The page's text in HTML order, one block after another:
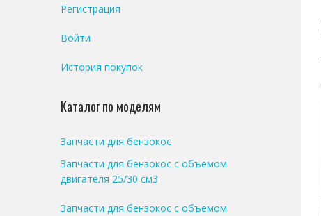
Регистрация
Войти
История покупок
Каталог по моделям
Запчасти для бензокос
Запчасти для бензокос с объемом
двигателя 25/30 см3
Запчасти для бензокос с объемом